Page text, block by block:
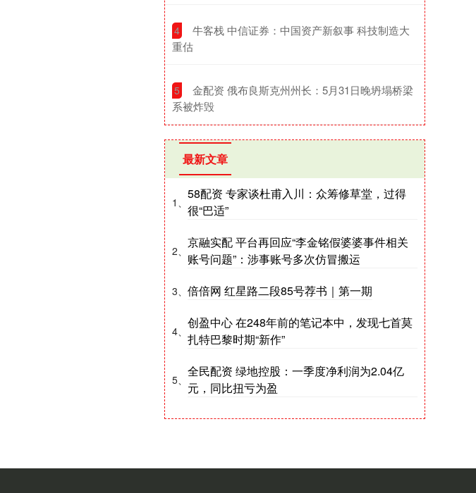
4
​牛客栈 中信证券：中国资产新叙事 科技制造大
重估
5
​金配资 俄布良斯克州州长：5月31日晚坍塌桥梁
系被炸毁
最新文章
1、
58配资 专家谈杜甫入川：众筹修草堂，过得
很“巴适”
2、
京融实配 平台再回应“李金铭假婆婆事件相关
账号问题”：涉事账号多次仿冒搬运
3、 倍倍网 红星路二段85号荐书｜第一期
4、
创盈中心 在248年前的笔记本中，发现七首莫
扎特巴黎时期“新作”
5、
全民配资 绿地控股：一季度净利润为2.04亿
元，同比扭亏为盈